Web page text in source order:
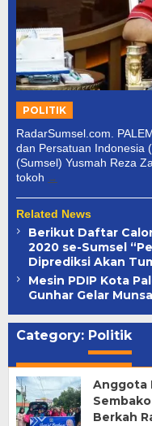
POLITIK
RadarSumsel.com.
dan Persatuan Indonesia
(Sumsel) Yusmah Reza
tokoh
Related News
Berikut Daftar
2020 se-Sumsel
Diprediksi Akan
Mesin PDIP Kota
Gunhar Gelar
Category: Politik
Anggota
Berkah